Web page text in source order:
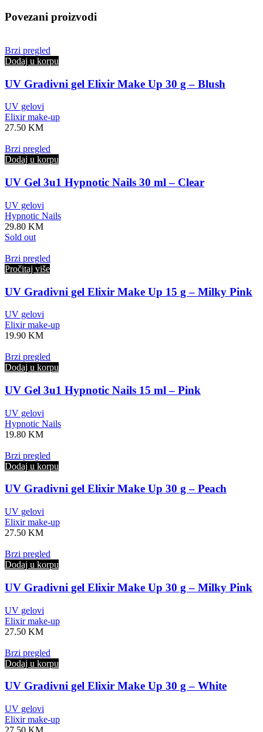
Povezani proizvodi
Brzi pregled
Dodaj u korpu
UV Gradivni gel Elixir Make Up 30 g – Blush
UV gelovi
Elixir make-up
27.50 KM
Brzi pregled
Dodaj u korpu
UV Gel 3u1 Hypnotic Nails 30 ml – Clear
UV gelovi
Hypnotic Nails
29.80 KM
Sold out
Brzi pregled
Pročitaj više
UV Gradivni gel Elixir Make Up 15 g – Milky Pink
UV gelovi
Elixir make-up
19.90 KM
Brzi pregled
Dodaj u korpu
UV Gel 3u1 Hypnotic Nails 15 ml – Pink
UV gelovi
Hypnotic Nails
19.80 KM
Brzi pregled
Dodaj u korpu
UV Gradivni gel Elixir Make Up 30 g – Peach
UV gelovi
Elixir make-up
27.50 KM
Brzi pregled
Dodaj u korpu
UV Gradivni gel Elixir Make Up 30 g – Milky Pink
UV gelovi
Elixir make-up
27.50 KM
Brzi pregled
Dodaj u korpu
UV Gradivni gel Elixir Make Up 30 g – White
UV gelovi
Elixir make-up
27.50 KM